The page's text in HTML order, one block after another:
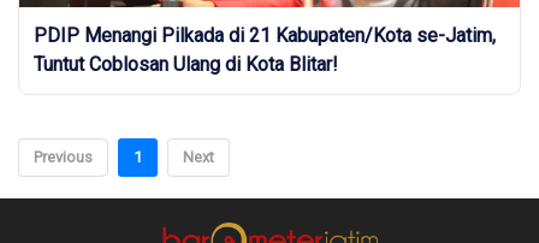
PDIP Menangi Pilkada di 21 Kabupaten/Kota se-Jatim,
Tuntut Coblosan Ulang di Kota Blitar!
Previous 1 Next